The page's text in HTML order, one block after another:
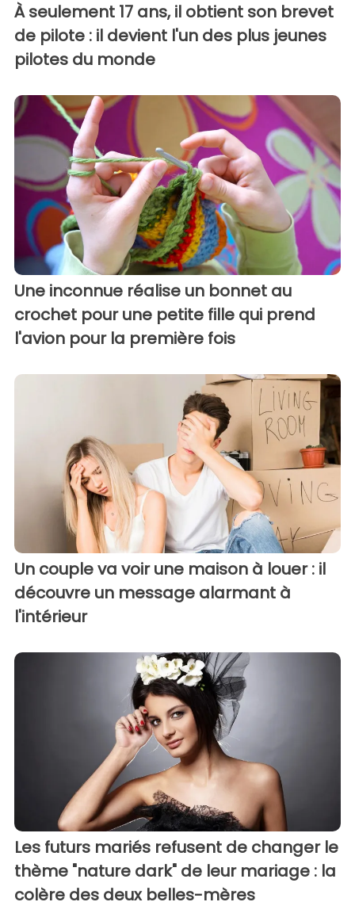
À seulement 17 ans, il obtient son brevet
de pilote : il devient l'un des plus jeunes
pilotes du monde
Une inconnue réalise un bonnet au
crochet pour une petite fille qui prend
l'avion pour la première fois
Un couple va voir une maison à louer : il
découvre un message alarmant à
l'intérieur
Les futurs mariés refusent de changer le
thème "nature dark" de leur mariage : la
colère des deux belles-mères